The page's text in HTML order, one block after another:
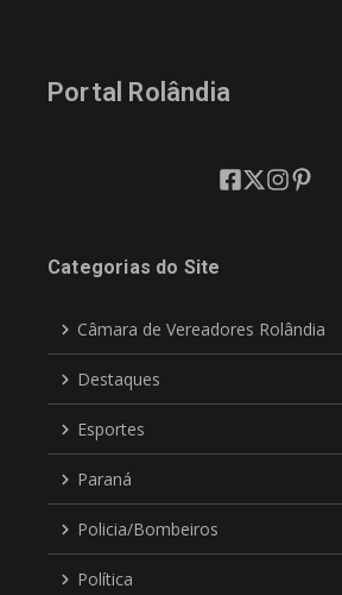
Portal Rolândia
Categorias do Site
Câmara de Vereadores Rolândia
Destaques
Esportes
Paraná
Policia/Bombeiros
Política